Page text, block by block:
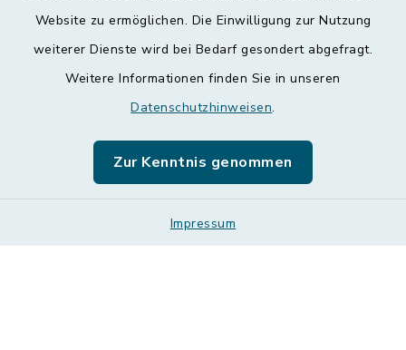
Website zu ermöglichen. Die Einwilligung zur Nutzung
weiterer Dienste wird bei Bedarf gesondert abgefragt.
Weitere Informationen finden Sie in unseren
Datenschutzhinweisen.
Zur Kenntnis genommen
Impressum
Datenschutz
Leichte Sprache
Sitemap